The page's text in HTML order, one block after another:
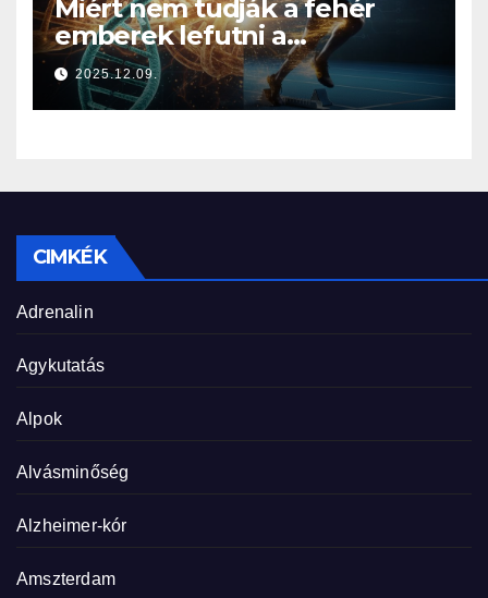
Miért nem tudják a fehér
emberek lefutni a
jamaicaiakat? A sprintelés
genetikája
2025.12.09.
CIMKÉK
Adrenalin
Agykutatás
Alpok
Alvásminőség
Alzheimer-kór
Amszterdam